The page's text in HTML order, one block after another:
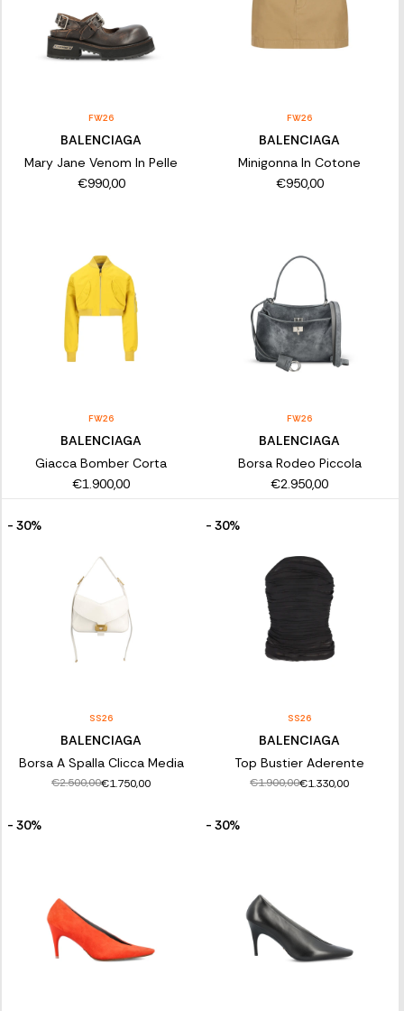
FW26
BALENCIAGA
Mary Jane Venom In Pelle
€990,00
FW26
BALENCIAGA
Minigonna In Cotone
€950,00
FW26
BALENCIAGA
Giacca Bomber Corta
€1.900,00
FW26
BALENCIAGA
Borsa Rodeo Piccola
€2.950,00
- 30%
SS26
BALENCIAGA
Borsa A Spalla Clicca Media
€2.500,00€1.750,00
- 30%
SS26
BALENCIAGA
Top Bustier Aderente
€1.900,00€1.330,00
- 30% - 30%